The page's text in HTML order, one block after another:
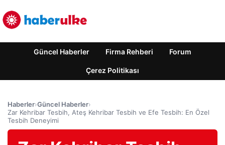
Güncel Haberler Firma Rehberi Forum
Çerez Politikası
Haberler›Güncel Haberler›
Zar Kehribar Tesbih, Ateş Kehribar Tesbih ve Efe Tesbih: En Özel
Tesbih Deneyimi